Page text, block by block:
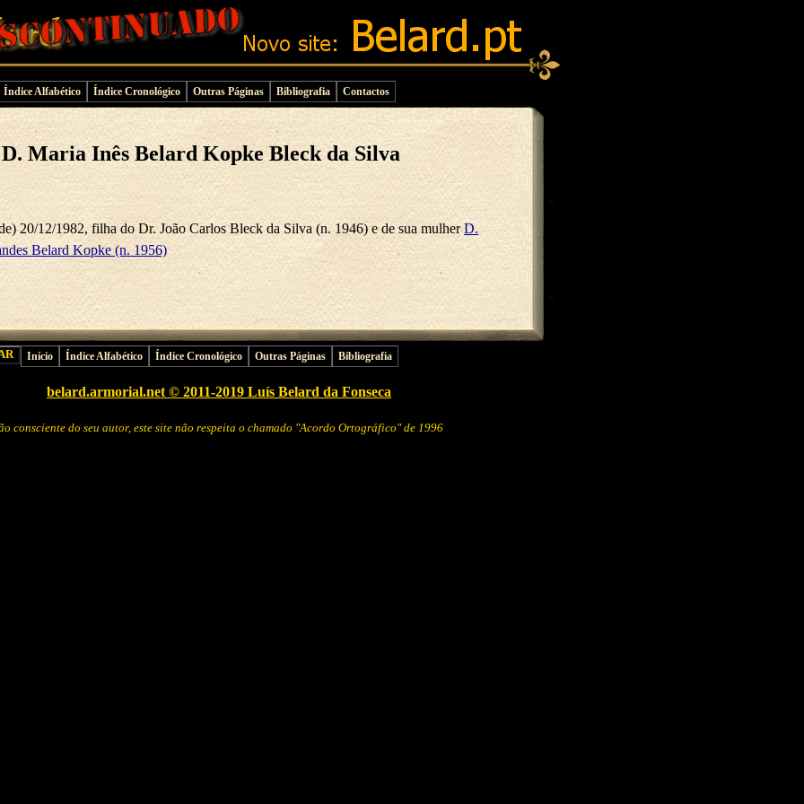
Índice Alfabético Índice Cronológico Outras Páginas Bibliografia Contactos
D. Maria Inês Belard Kopke Bleck da Silva
20/12/1982, filha do Dr. João Carlos Bleck da Silva (n. 1946) e de sua mulherD.
Belard Kopke (n. 1956)
Início Índice Alfabético Índice Cronológico Outras Páginas Bibliografia
belard.armorial.net © 2011-2019 Luís Belard da Fonseca
consciente do seu autor, este site não respeita o chamado "Acordo Ortográfico" de 1996